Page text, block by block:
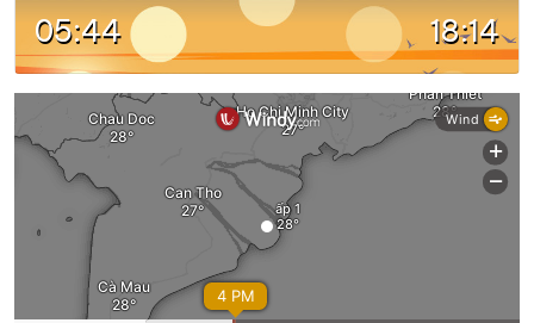
05:44 18:14